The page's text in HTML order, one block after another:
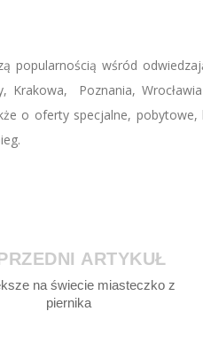
popularnością wśród
Krakowa, Poznania,
o oferty specjalne,
ARTYKUŁ
na świecie miasteczko z
piernika